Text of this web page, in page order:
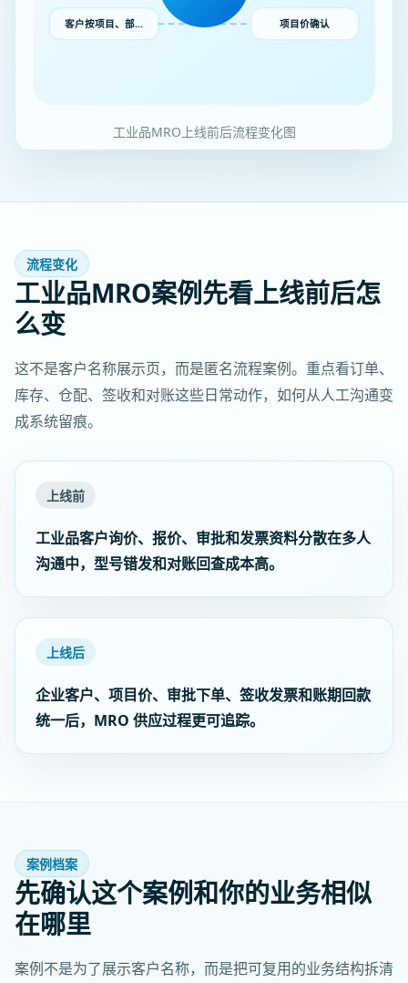
客户按项目、部… 项目价确认
工业品MRO上线前后流程变化图
流程变化
工业品MRO案例先看上线前后怎
么变
这不是客户名称展示页，而是匿名流程案例。重点看订单、
库存、仓配、签收和对账这些日常动作，如何从人工沟通变
成系统留痕。
上线前
工业品客户询价、报价、审批和发票资料分散在多人
沟通中，型号错发和对账回查成本高。
上线后
企业客户、项目价、审批下单、签收发票和账期回款
统一后，MRO 供应过程更可追踪。
案例档案
先确认这个案例和你的业务相似
在哪里
案例不是为了展示客户名称，而是把可复用的业务结构拆清